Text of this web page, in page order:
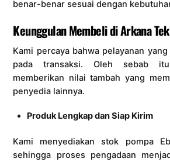
benar-benar sesuai dengan
Keunggulan Membeli di Arkana
Kami percaya bahwa pelayanan
pada transaksi. Oleh sebab
memberikan nilai tambah yang
penyedia lainnya.
Produk Lengkap dan Siap Kirim
Kami menyediakan stok pompa
sehingga proses pengadaan